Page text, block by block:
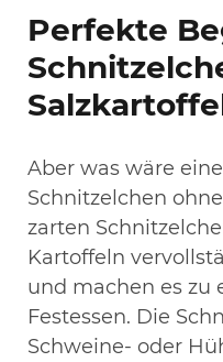
Perfekte
Aber was wäre
Schnitzelchen
zarten
Kartoffeln
und machen es zu
Festessen. Die
Schweine- oder